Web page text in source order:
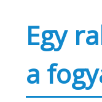
Egy
a